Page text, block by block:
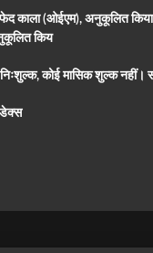
काला (ओईएम), अनुकूलित
किय
निःशुल्क, कोई मासिक शुल्क
डेक्स